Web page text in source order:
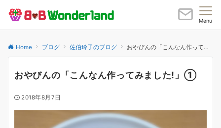
Menu
Home ブログ 佐伯玲子のブログ おやびんの「こんなん作ってみました!」①
おやびんの「こんなん作ってみました!」①
2018年8月7日